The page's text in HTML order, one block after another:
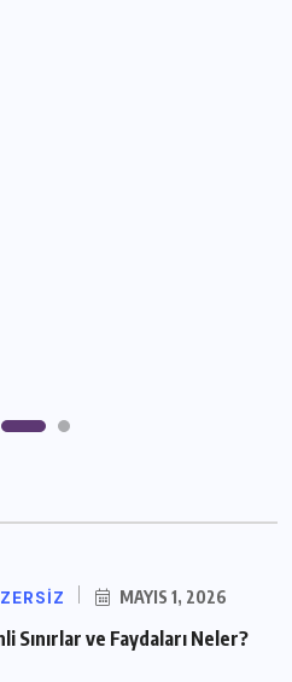
MAYIS 1, 2026
ve Faydaları Neler?